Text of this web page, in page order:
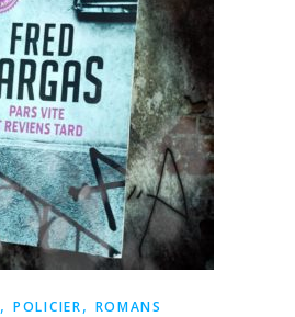
,POLICIER, ROMANS